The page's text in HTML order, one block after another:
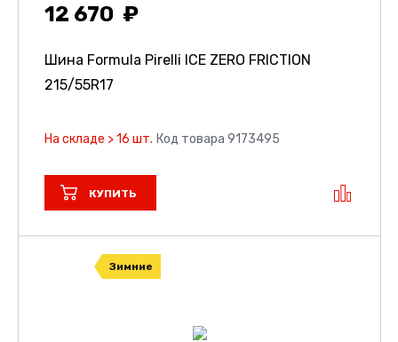
12 670
Шина Formula Pirelli ICE ZERO FRICTION
215/55R17
На складе > 16 шт. Код товара 9173495
КУПИТЬ
Зимние